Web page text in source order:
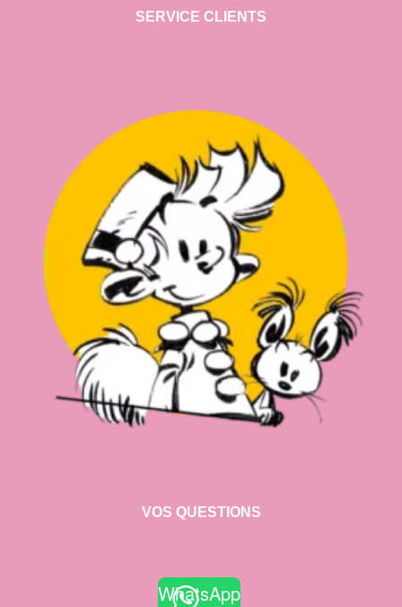
SERVICE CLIENTS
VOS QUESTIONS
WhatsApp